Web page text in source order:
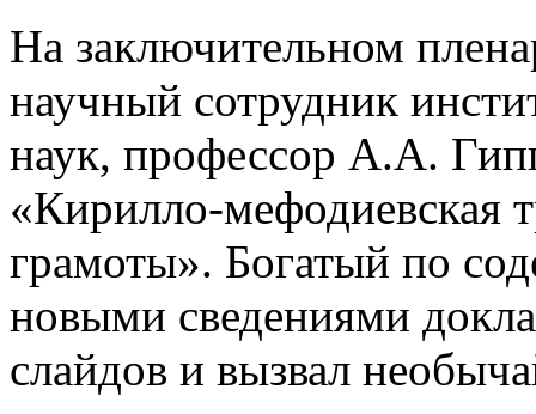
На заключительном
научный сотрудник
наук, профессор А.А.
«Кирилло-мефодиевская
грамоты». Богатый по
новыми сведениями
слайдов и вызвал